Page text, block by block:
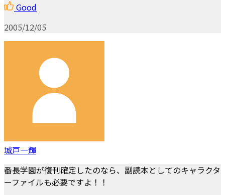
Good
2005/12/05
城戸一輝
番長学園が復刊確定したのなら、副読本としてのキャラクタ
ーファイルも必要ですよ！！